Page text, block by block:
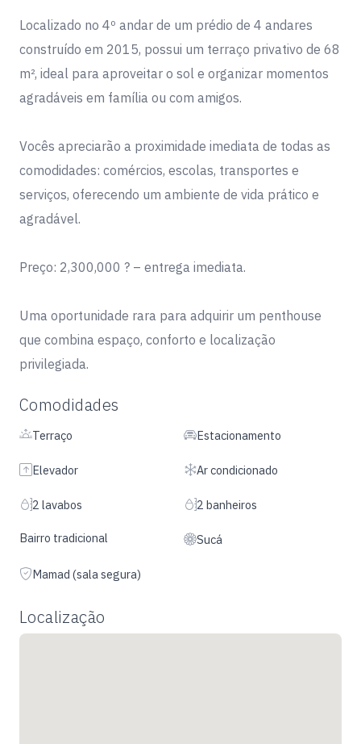
Localizado no 4º andar de um prédio de 4 andares
construído em 2015, possui um terraço privativo de 68
m², ideal para aproveitar o sol e organizar momentos
agradáveis em família ou com amigos.
Vocês apreciarão a proximidade imediata de todas as
comodidades: comércios, escolas, transportes e
serviços, oferecendo um ambiente de vida prático e
agradável.
Preço: 2,300,000 ? – entrega imediata.
Uma oportunidade rara para adquirir um penthouse
que combina espaço, conforto e localização
privilegiada.
Comodidades
Terraço Estacionamento
Elevador Ar condicionado
2 lavabos 2 banheiros
Bairro tradicional Sucá
Mamad (sala segura)
Localização